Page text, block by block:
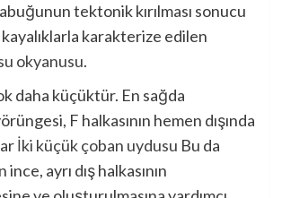
tektonik kırılması sonucu
karakterize edilen
okyanusu.
daha küçüktür. En sağda
F halkasının hemen dışında
İki küçük çoban uydusu Bu da
ayrı dış halkasının